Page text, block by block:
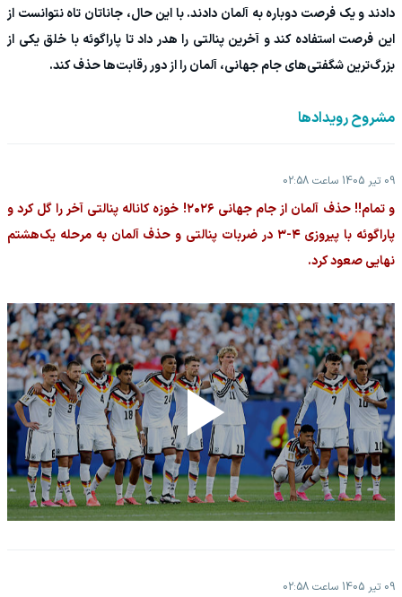
دادند و یک فرصت دوباره به آلمان دادند. با این حال، جاناتان تاه نتوانست از
این فرصت استفاده کند و آخرین پنالتی را هدر داد تا پاراگوئه با خلق یکی از
بزرگ‌ترین شگفتی‌های جام جهانی، آلمان را از دور رقابت‌ها حذف کند.
مشروح رویدادها
09 تیر 1405 ساعت 02:58
و تمام!! حذف آلمان از جام جهانی ۲۰۲۶! خوزه کاناله پنالتی آخر را گل کرد و
پاراگوئه با پیروزی ۴-۳ در ضربات پنالتی و حذف آلمان به مرحله یک‌هشتم
نهایی صعود کرد.
09 تیر 1405 ساعت 02:58